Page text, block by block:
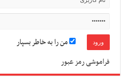
من را به خاطر بسپار
فراموشی رمز عبور